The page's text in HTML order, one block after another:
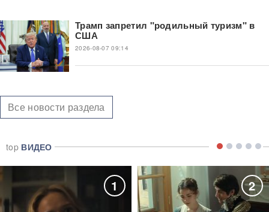
Трамп запретил "родильный туризм" в
США
2026-08-07 09:14
Все новости раздела
top ВИДЕО
1 2